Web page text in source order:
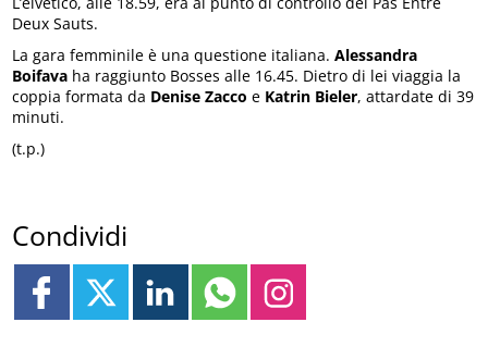
Deux Sauts.
La gara femminile è una questione italiana.Alessandra
Boifava ha raggiunto Bosses alle 16.45. Dietro di lei viaggia la
coppia formata da Denise Zacco e Katrin Bieler, attardate di 39
minuti.
(t.p.)
Condividi